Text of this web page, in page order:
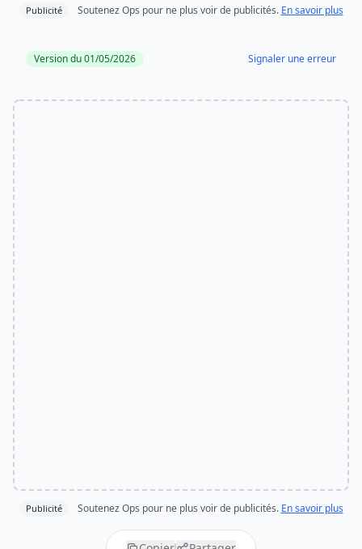
Publicité Soutenez Ops pour ne plus voir de publicités. En savoir plus
Version du 01/05/2026 Signaler une erreur
Publicité Soutenez Ops pour ne plus voir de publicités. En savoir plus